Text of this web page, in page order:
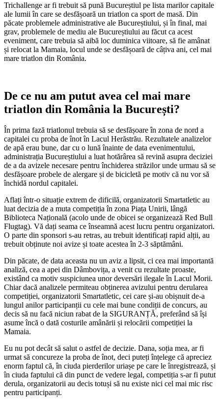
Trichallenge ar fi trebuit să pună Bucureștiul pe lista marilor capitale
ale lumii în care se desfășoară un triatlon ca sport de masă. Din
păcate problemele administrative ale Bucureștiului, și în final, mai
grav, problemele de mediu ale Bucureștiului au făcut ca acest
eveniment, care trebuia să aibă loc duminica viitoare, să fie amânat
și relocat la Mamaia, locul unde se desfășoară de câțiva ani, cel mai
mare triatlon din România.
De ce nu am putut avea cel mai mare
triatlon din România la București?
În prima fază triatlonul trebuia să se desfășoare în zona de nord a
capitalei cu proba de înot în Lacul Herăstrău. Rezultatele analizelor
de apă erau bune, dar cu o lună înainte de data evenimentului,
administrația Bucureștiului a luat hotărârea să revină asupra deciziei
de a da avizele necesare pentru închiderea străzilor unde urmau să se
desfășoare probele de alergare și de bicicletă pe motiv că nu vor să
închidă nordul capitalei.
Aflați într-o situație extrem de dificilă, organizatorii Smartatletic au
luat decizia de a muta competiția în zona Piața Unirii, lângă
Biblioteca Națională (acolo unde de obicei se organizează Red Bull
Flugtag). Vă dați seama ce înseamnă acest lucru pentru organizatori.
O parte din sponsori s-au retras, au trebuit identificați rapid alții, au
trebuit obținute noi avize și toate acestea în 2-3 săptămâni.
Din păcate, de data aceasta nu un aviz a lipsit, ci cea mai importantă
analiză, cea a apei din Dâmbovița, a venit cu rezultate proaste,
existând ca motiv suspiciunea unor deversări ilegale în Lacul Morii.
Chiar dacă analizele permiteau obținerea avizului pentru derularea
competiției, organizatorii Smartatletic, cei care și-au obișnuit de-a
lungul anilor participanții cu cele mai bune condiții de concurs, au
decis să nu facă niciun rabat de la SIGURANȚĂ, preferând să își
asume încă o dată costurile amânării și relocării competiției la
Mamaia.
Eu nu pot decât să salut o astfel de decizie. Dana, soția mea, ar fi
urmat să concureze la proba de înot, deci puteți înțelege că apreciez
enorm faptul că, în ciuda pierderilor uriașe pe care le înregistrează, și
în ciuda faptului că din punct de vedere legal, competiția s-ar fi putut
derula, organizatorii au decis totuși să nu existe nici cel mai mic risc
pentru participanți.